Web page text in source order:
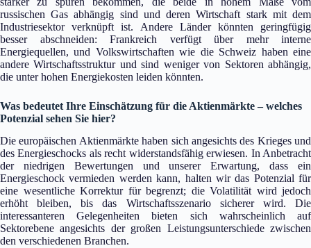
russischen Gas abhängig sind und deren Wirtschaft stark mit dem
Industriesektor verknüpft ist. Andere Länder könnten geringfügig
besser abschneiden: Frankreich verfügt über mehr interne
Energiequellen, und Volkswirtschaften wie die Schweiz haben eine
andere Wirtschaftsstruktur und sind weniger von Sektoren abhängig,
die unter hohen Energiekosten leiden könnten.
Was bedeutet Ihre Einschätzung für die Aktienmärkte – welches
Potenzial sehen Sie hier?
Die europäischen Aktienmärkte haben sich angesichts des Krieges und
des Energieschocks als recht widerstandsfähig erwiesen. In Anbetracht
der niedrigen Bewertungen und unserer Erwartung, dass ein
Energieschock vermieden werden kann, halten wir das Potenzial für
eine wesentliche Korrektur für begrenzt; die Volatilität wird jedoch
erhöht bleiben, bis das Wirtschaftsszenario sicherer wird. Die
interessanteren Gelegenheiten bieten sich wahrscheinlich auf
Sektorebene angesichts der großen Leistungsunterschiede zwischen
den verschiedenen Branchen.